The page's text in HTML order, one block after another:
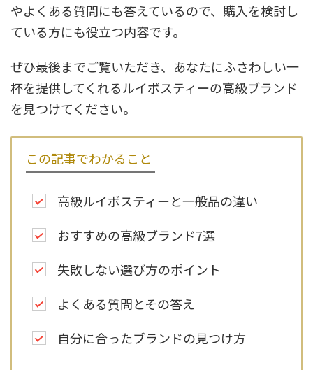
やよくある質問にも答えているので、購入を検討し
ている方にも役立つ内容です。
ぜひ最後までご覧いただき、あなたにふさわしい一
杯を提供してくれるルイボスティーの高級ブランド
を見つけてください。
この記事でわかること
高級ルイボスティーと一般品の違い
おすすめの高級ブランド7選
失敗しない選び方のポイント
よくある質問とその答え
自分に合ったブランドの見つけ方